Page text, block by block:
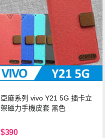
亞麻系列 vivo Y21 5G 插卡立
架磁力手機皮套 黑色
$390